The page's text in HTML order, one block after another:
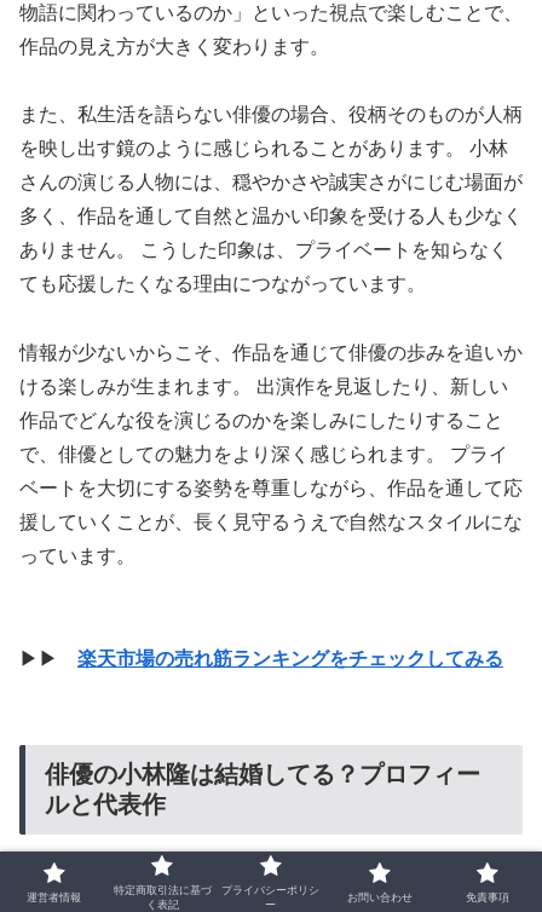
物語に関わっているのか」といった視点で楽しむことで、
作品の見え方が大きく変わります。
また、私生活を語らない俳優の場合、役柄そのものが人柄
を映し出す鏡のように感じられることがあります。 小林
さんの演じる人物には、穏やかさや誠実さがにじむ場面が
多く、作品を通して自然と温かい印象を受ける人も少なく
ありません。 こうした印象は、プライベートを知らなく
ても応援したくなる理由につながっています。
情報が少ないからこそ、作品を通じて俳優の歩みを追いか
ける楽しみが生まれます。 出演作を見返したり、新しい
作品でどんな役を演じるのかを楽しみにしたりすること
で、俳優としての魅力をより深く感じられます。 プライ
ベートを大切にする姿勢を尊重しながら、作品を通して応
援していくことが、長く見守るうえで自然なスタイルにな
っています。
▶▶ 楽天市場の売れ筋ランキングをチェックしてみる
俳優の小林隆は結婚してる？プロフィー
ルと代表作
基本プロフィール：年齢・出身・所属事務所
運営者情報
特定商取引法に基づ
く表記
プライバシーポリシ
ー
お問い合わせ 免責事項